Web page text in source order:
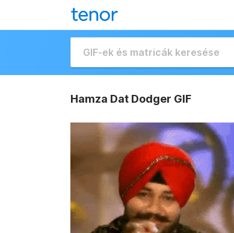
Hamza Dat Dodger GIF